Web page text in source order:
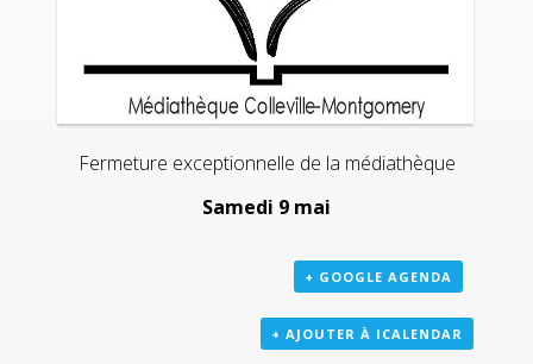
Fermeture exceptionnelle de la médiathèque
Samedi 9 mai
+ GOOGLE AGENDA
+ AJOUTER À ICALENDAR